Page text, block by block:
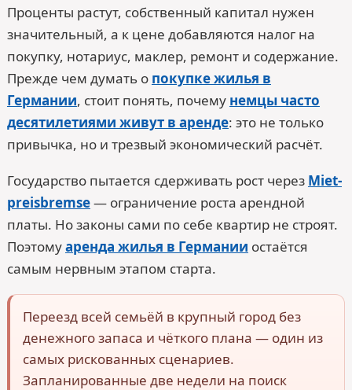
Проценты растут, собственный капитал нужен
значительный, а к цене добавляются налог на
покупку, нотариус, маклер, ремонт и содержание.
Прежде чем думать о покупке жилья в
Германии, стоит понять, почему немцы часто
десятилетиями живут в аренде: это не только
привычка, но и трезвый экономический расчёт.
Государство пытается сдерживать рост через Miet­
preis­bremse— ограничение роста арендной
платы. Но законы сами по себе квартир не строят.
Поэтомуаренда жилья в Германии остаётся
самым нервным этапом старта.
Переезд всей семьёй в крупный город без
денежного запаса и чёткого плана — один из
самых рискованных сценариев.
Запланированные две недели на поиск